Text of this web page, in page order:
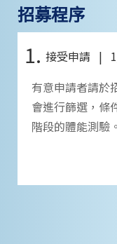
招募程序
1. 接受申請 |
有意申請者請於
會進行篩選，條
階段的體能測驗。